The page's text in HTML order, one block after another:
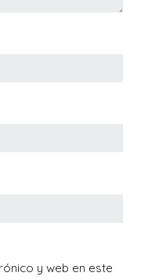
y web en este